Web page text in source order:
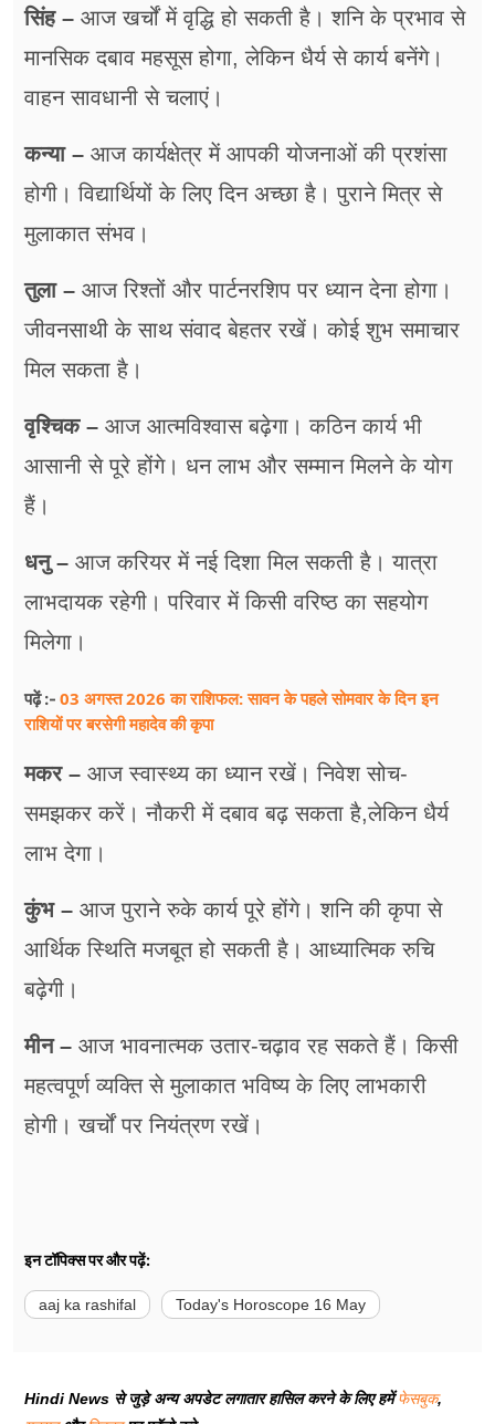
सिंह – आज खर्चों में वृद्धि हो सकती है। शनि के प्रभाव से
मानसिक दबाव महसूस होगा, लेकिन धैर्य से कार्य बनेंगे।
वाहन सावधानी से चलाएं।
कन्या – आज कार्यक्षेत्र में आपकी योजनाओं की प्रशंसा
होगी। विद्यार्थियों के लिए दिन अच्छा है। पुराने मित्र से
मुलाकात संभव।
तुला – आज रिश्तों और पार्टनरशिप पर ध्यान देना होगा।
जीवनसाथी के साथ संवाद बेहतर रखें। कोई शुभ समाचार
मिल सकता है।
वृश्चिक – आज आत्मविश्वास बढ़ेगा। कठिन कार्य भी
आसानी से पूरे होंगे। धन लाभ और सम्मान मिलने के योग
हैं।
धनु – आज करियर में नई दिशा मिल सकती है। यात्रा
लाभदायक रहेगी। परिवार में किसी वरिष्ठ का सहयोग
मिलेगा।
पढ़ें :- 03 अगस्त 2026 का राशिफल: सावन के पहले सोमवार के दिन इन
राशियों पर बरसेगी महादेव की कृपा
मकर – आज स्वास्थ्य का ध्यान रखें। निवेश सोच-
समझकर करें। नौकरी में दबाव बढ़ सकता है,लेकिन धैर्य
लाभ देगा।
कुंभ – आज पुराने रुके कार्य पूरे होंगे। शनि की कृपा से
आर्थिक स्थिति मजबूत हो सकती है। आध्यात्मिक रुचि
बढ़ेगी।
मीन – आज भावनात्मक उतार-चढ़ाव रह सकते हैं। किसी
महत्वपूर्ण व्यक्ति से मुलाकात भविष्य के लिए लाभकारी
होगी। खर्चों पर नियंत्रण रखें।
इन टॉपिक्स पर और पढ़ें:
aaj ka rashifal Today's Horoscope 16 May
Hindi News से जुड़े अन्य अपडेट लगातार हासिल करने के लिए हमेंफेसबुक,